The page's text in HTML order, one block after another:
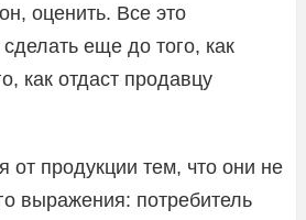
оценить. Все это
еще до того, как
как отдаст продавцу
от продукции тем, что они не
выражения: потребитель